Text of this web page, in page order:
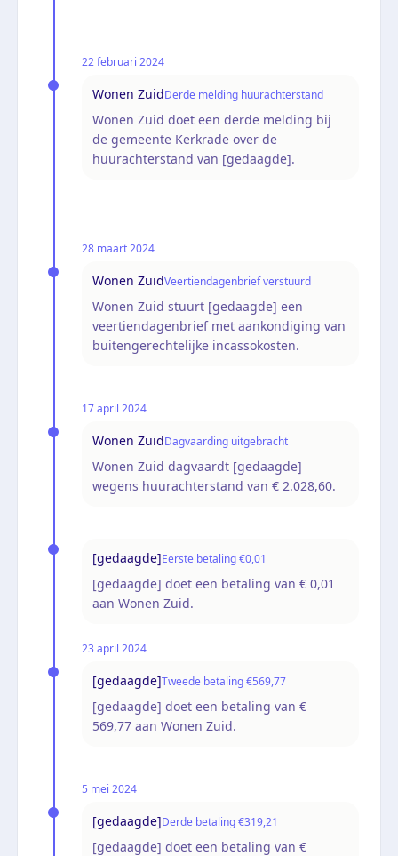
22 februari 2024
Wonen ZuidDerde melding huurachterstand
Wonen Zuid doet een derde melding bij
de gemeente Kerkrade over de
huurachterstand van [gedaagde].
28 maart 2024
Wonen ZuidVeertiendagenbrief verstuurd
Wonen Zuid stuurt [gedaagde] een
veertiendagenbrief met aankondiging van
buitengerechtelijke incassokosten.
17 april 2024
Wonen ZuidDagvaarding uitgebracht
Wonen Zuid dagvaardt [gedaagde]
wegens huurachterstand van € 2.028,60.
[gedaagde]Eerste betaling €0,01
[gedaagde] doet een betaling van € 0,01
aan Wonen Zuid.
23 april 2024
[gedaagde]Tweede betaling €569,77
[gedaagde] doet een betaling van €
569,77 aan Wonen Zuid.
5 mei 2024
[gedaagde]Derde betaling €319,21
[gedaagde] doet een betaling van €